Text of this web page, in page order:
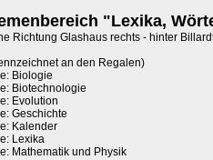
"Lexika,
Richtung Glashaus rechts - hinter
an den Regalen)
Biologie
Biotechnologie
Evolution
Geschichte
Kalender
Lexika
Mathematik und Physik